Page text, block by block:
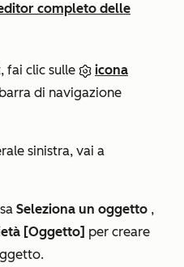
completo delle
fai clic sulle
icona
di navigazione
sinistra, vai a
Seleziona un oggetto ,
[Oggetto] per creare